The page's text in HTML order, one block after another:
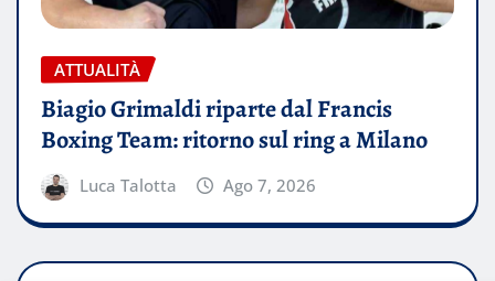
ATTUALITÀ
Biagio Grimaldi riparte dal Francis
Boxing Team: ritorno sul ring a Milano
Luca Talotta Ago 7, 2026